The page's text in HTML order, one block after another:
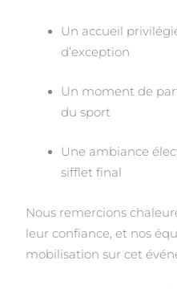
Un accueil
d’exception
Un moment de
du sport
Une ambiance
sifflet final
Nous remercions
leur confiance, et nos
mobilisation sur cet